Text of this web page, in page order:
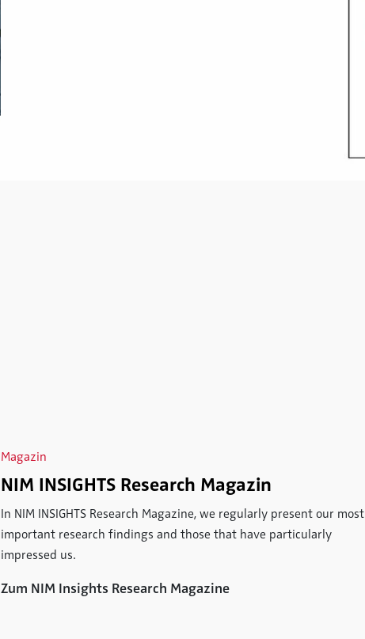
Magazin
NIM INSIGHTS Research Magazin
In NIM INSIGHTS Research Magazine, we regularly present our most
important research findings and those that have particularly
impressed us.
Zum NIM Insights Research Magazine